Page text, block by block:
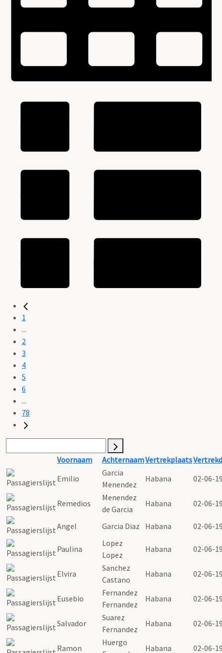
1
...
2
3
4
5
6
...
78
Voornaam AchternaamVertrekplaats
Emilio
Garcia
Menendez
Habana 02-06-
Remedios
Menendez
de Garcia
Habana 02-06-
Angel Garcia Diaz Habana 02-06-
Paulina
Lopez
Lopez
Habana 02-06-
Elvira
Sanchez
Castano
Habana 02-06-
Eusebio
Fernandez
Fernandez
Habana 02-06-
Salvador
Suarez
Fernandez
Habana 02-06-
Ramon
Huergo
Habana 02-06-